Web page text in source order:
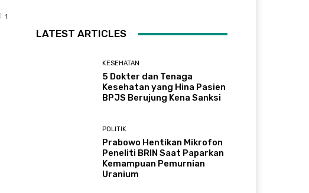
1
LATEST ARTICLES
KESEHATAN
5 Dokter dan Tenaga
Kesehatan yang Hina Pasien
BPJS Berujung Kena Sanksi
POLITIK
Prabowo Hentikan Mikrofon
Peneliti BRIN Saat Paparkan
Kemampuan Pemurnian
Uranium